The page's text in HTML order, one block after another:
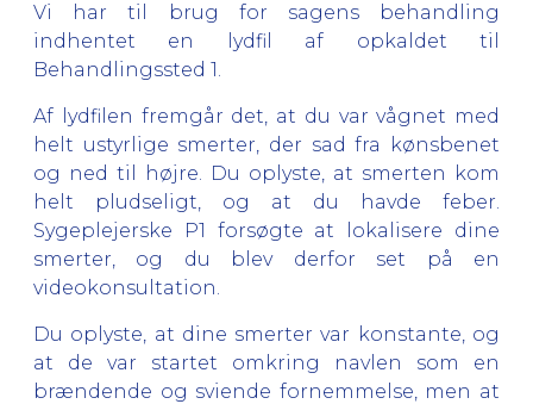
Vi har til brug for sagens behandling
indhentet en lydfil af opkaldet til
Behandlingssted 1.
Af lydfilen fremgår det, at du var vågnet med
helt ustyrlige smerter, der sad fra kønsbenet
og ned til højre. Du oplyste, at smerten kom
helt pludseligt, og at du havde feber.
Sygeplejerske P1 forsøgte at lokalisere dine
smerter, og du blev derfor set på en
videokonsultation.
Du oplyste, at dine smerter var konstante, og
at de var startet omkring navlen som en
brændende og sviende fornemmelse, men at